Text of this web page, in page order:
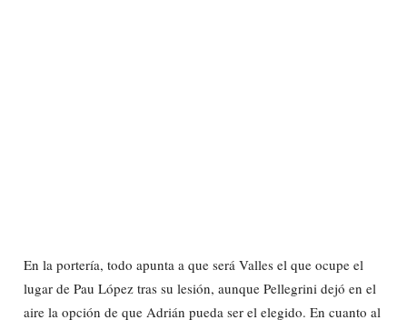
En la portería, todo apunta a que será Valles el que ocupe el
lugar de Pau López tras su lesión, aunque Pellegrini dejó en el
aire la opción de que Adrián pueda ser el elegido. En cuanto al